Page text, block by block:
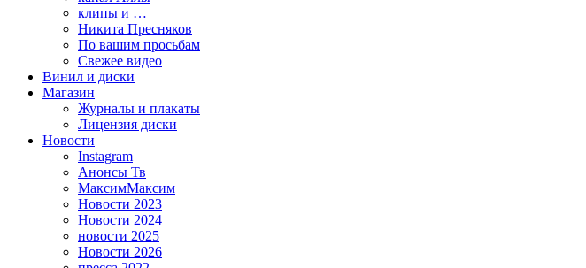
клипы и …
Никита Пресняков
По вашим просьбам
Свежее видео
Винил и диски
Магазин
Журналы и плакаты
Лицензия диски
Новости
Instagram
Анонсы Тв
МаксимМаксим
Новости 2023
Новости 2024
новости 2025
Новости 2026